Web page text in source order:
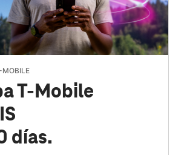
MOBILE
T-Mobile
días.